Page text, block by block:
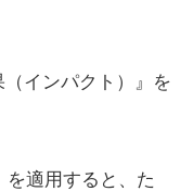
（インパクト）』を
を適用すると、た